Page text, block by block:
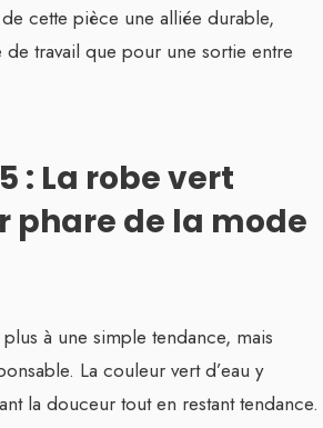
cette pièce une alliée durable,
travail que pour une sortie entre
: La robe vert
phare de la mode
à une simple tendance, mais
La couleur vert d’eau y
la douceur tout en restant tendance.